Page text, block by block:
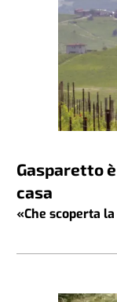
Gasparetto
casa
«Che scoperta